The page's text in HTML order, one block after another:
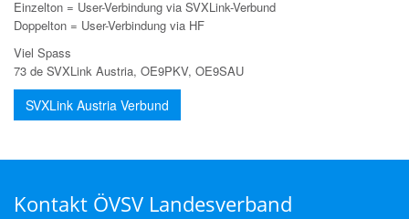
Einzelton = User-Verbindung via SVXLink-Verbund
Doppelton = User-Verbindung via HF
Viel Spass
73 de SVXLink Austria, OE9PKV, OE9SAU
SVXLink Austria Verbund
Kontakt ÖVSV Landesverband